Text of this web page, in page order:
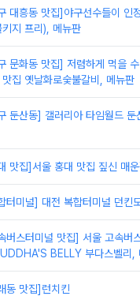
대흥동 맛집]야구선수들이 인
키지 프리), 메뉴판
문화동 맛집] 저렴하게 먹을
집 옛날화로숯불갈비, 메뉴판
둔산동] 갤러리아 타임월드 둔
맛집]서울 홍대 맛집 짚신 매
터미널] 대전 복합터미널 던킨
버스터미널 맛집] 서울 고속버
BELLY 부다스벨리,
동 맛집]런치킨